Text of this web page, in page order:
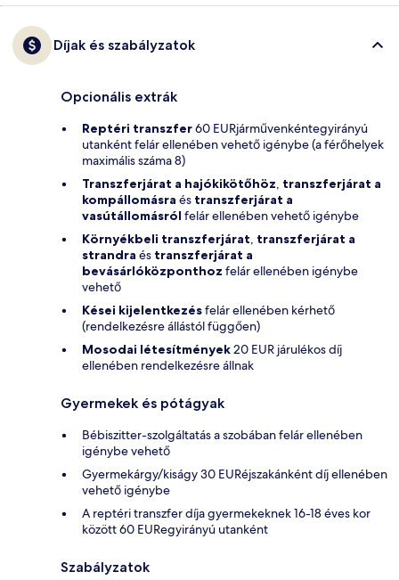
Díjak és szabályzatok
Opcionális extrák
Reptéri transzfer60 EURjárművenkéntegyirányú
utanként felár ellenében vehető igénybe (a férőhelyek
maximális száma 8)
Transzferjárat a hajókikötőhöz, transzferjárat a
kompállomásra és transzferjárat a
vasútállomásról felár ellenében vehető igénybe
Környékbeli transzferjárat, transzferjárat a
strandra és transzferjárat a
bevásárlóközponthoz felár ellenében igénybe
vehető
Kései kijelentkezésfelár ellenében kérhető
(rendelkezésre állástól függően)
Mosodai létesítmények20 EUR járulékos díj
ellenében rendelkezésre állnak
Gyermekek és pótágyak
Bébiszitter-szolgáltatás a szobában felár ellenében
igénybe vehető
Gyermekárgy/kiságy 30 EURéjszakánként díj ellenében
vehető igénybe
A reptéri transzfer díja gyermekeknek 16-18 éves kor
között 60 EURegyirányú utanként
Szabályzatok